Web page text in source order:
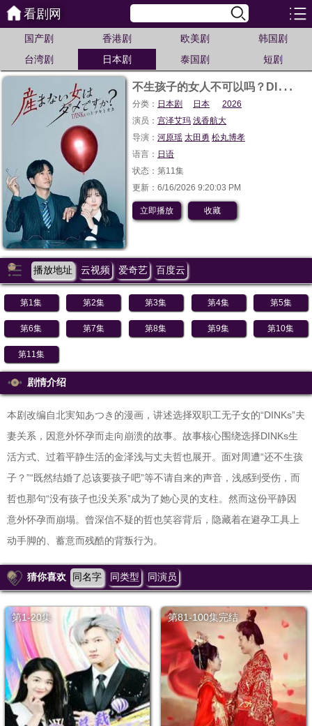
看剧网
国产剧 香港剧 欧美剧
韩国剧
台湾剧
日本剧 泰国剧 短剧
不
生孩子的女人不可以吗？DINKs的十月怀胎
分类： 日本剧 日本
2026
演员：宫泽艾玛 浅香航大
导演：河原瑶 太田勇 松丸博孝
语言： 日语
状态：第11集
更新：6/16/2026 9:20:03 PM
立即播放 收藏
播放地址 云视频 爱奇艺 百度云
第1集 第2集 第3集 第4集 第5集
第6集 第7集 第8集 第9集 第10集
第11集
剧情介绍
本剧改编自北実知あつき的漫画，讲述选择双职工无子女的“DINKs”夫
妻关系，因意外怀孕而走向崩溃的故事。故事核心围绕选择DINKs生
活方式、过着平静生活的金泽浅与丈夫哲也展开。面对周遭“还不生孩
子？”“既然结婚了总该要孩子吧”等不请自来的声音，浅感到受伤，而
哲也那句“没有孩子也没关系”成为了她心灵的支柱。然而这份平静因
意外怀孕而崩塌。曾深信不疑的哲也笑容背后，隐藏着在避孕工具上
动手脚的、蓄意而残酷的背叛行为。
猜你喜欢 同名字 同类型 同演员
第1-20集 第81-100集完结